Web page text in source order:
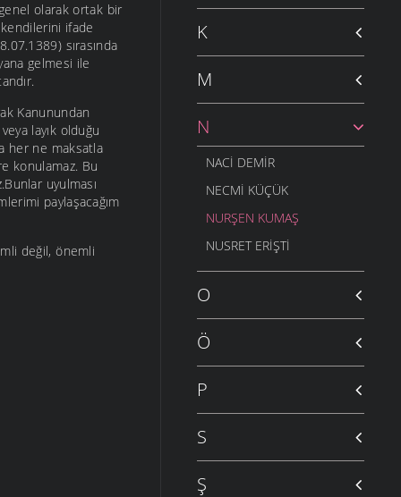
olarak ortak bir
ifade
sırasında
gelmesi ile
Kanunundan
layık olduğu
her ne maksatla
konulamaz. Bu
uyulması
paylaşacağım
değil, önemli
K
M
N
NACI DEMIR
NECMI KÜÇÜK
NURŞEN KUMAŞ
NUSRET ERIŞTI
O
Ö
P
S
Ş